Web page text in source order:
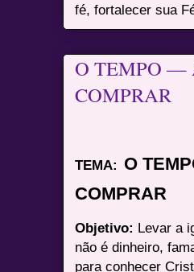
fé, fortalecer sua
O TEMPO —
COMPRAR
TEMA: O
COMPRAR
Objetivo: Levar a
não é dinheiro,
para conhecer